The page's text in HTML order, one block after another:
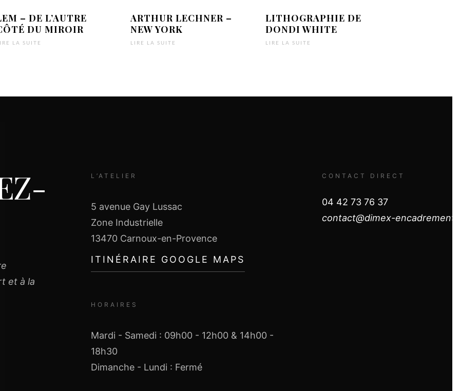
– DE L’AUTRE
DU MIROIR
LA SUITE
ARTHUR LECHNER –
NEW YORK
LIRE LA SUITE
LITHOGRAPHIE DE
DONDI WHITE
LIRE LA SUITE
et à la
L’ATELIER
5 avenue Gay Lussac
Zone Industrielle
13470 Carnoux-en-Provence
ITINÉRAIRE GOOGLE MAPS
HORAIRES
Mardi - Samedi : 09h00 - 12h00 & 14h00 -
18h30
Dimanche - Lundi : Fermé
CONTACT DIRECT
04 42 73 76 37
contact@dimex-